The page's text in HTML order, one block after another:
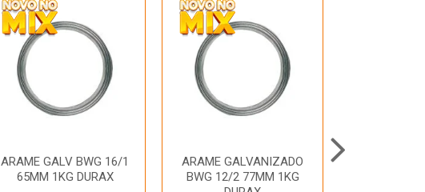
ARAME GALV BWG 16/1
65MM 1KG DURAX
ARAME GALVANIZADO
BWG 12/2 77MM 1KG